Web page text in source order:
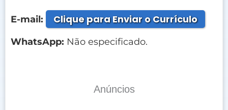
E-mail: Clique para Enviar o Currículo
WhatsApp: Não especificado.
Anúncios